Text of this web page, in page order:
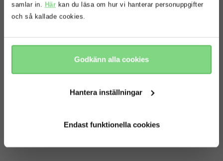
samlar in. Här kan du läsa om hur vi hanterar personuppgifter
och så kallade cookies.
Godkänn alla cookies
Hantera inställningar
Endast funktionella cookies
omdirigera dig till rätt webbplats?
nej tack
fortsätt